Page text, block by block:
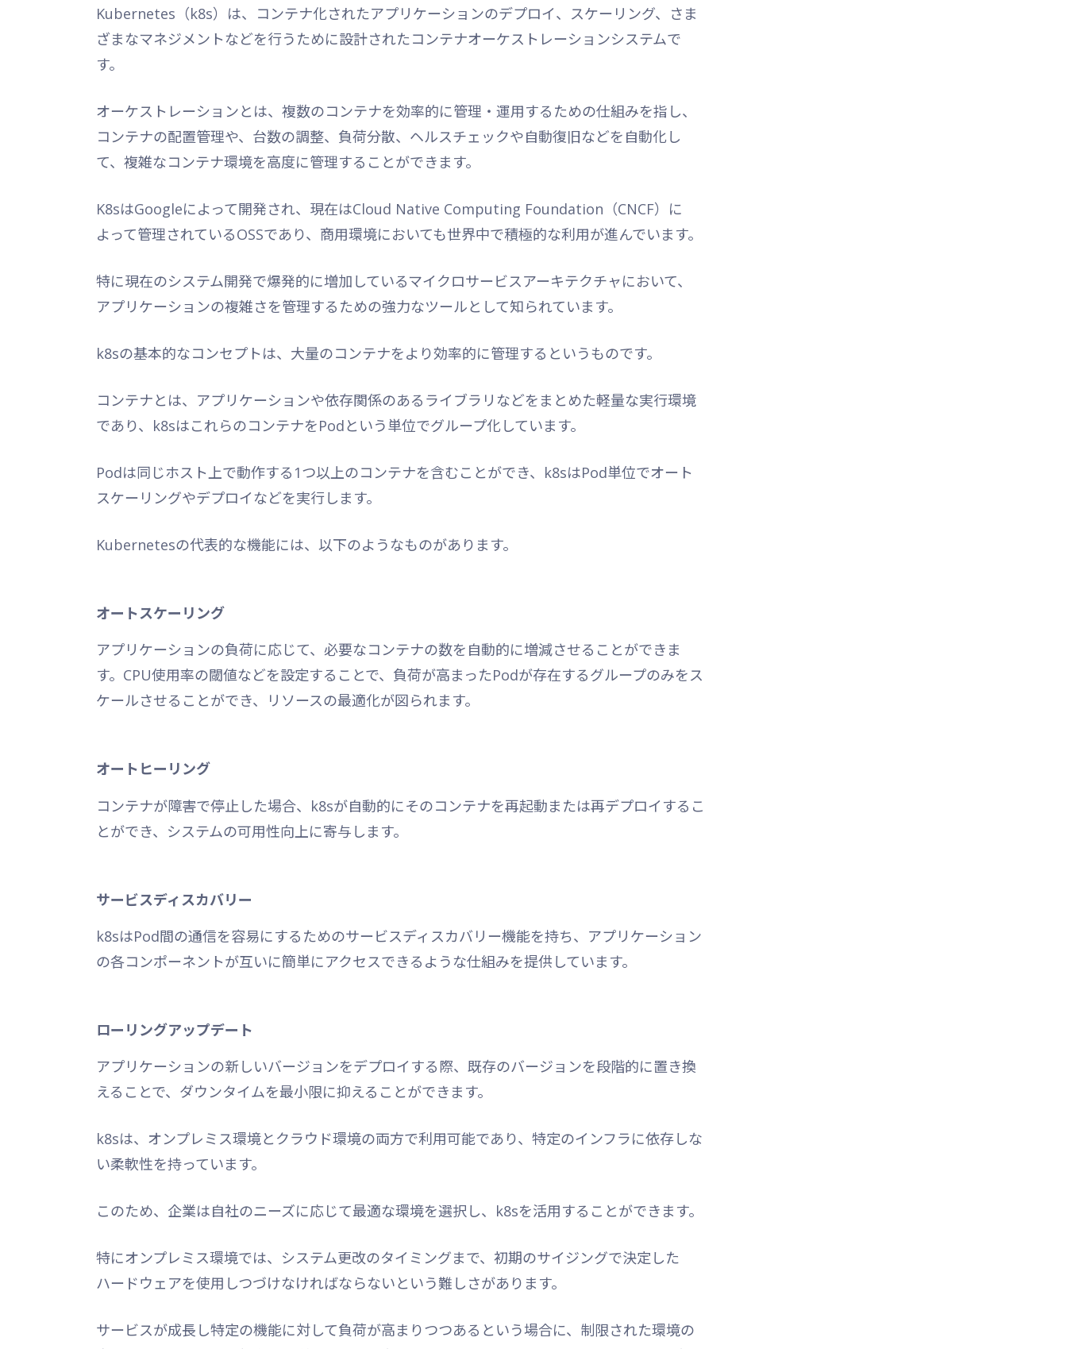
Kubernetes（k8s）は、コンテナ化されたアプリケーションのデプロイ、スケーリング、さま
ざまなマネジメントなどを行うために設計されたコンテナオーケストレーションシステムで
す。
オーケストレーションとは、複数のコンテナを効率的に管理・運用するための仕組みを指し、
コンテナの配置管理や、台数の調整、負荷分散、ヘルスチェックや自動復旧などを自動化し
て、複雑なコンテナ環境を高度に管理することができます。
K8sはGoogleによって開発され、現在はCloud Native Computing Foundation（CNCF）に
よって管理されているOSSであり、商用環境においても世界中で積極的な利用が進んでいます。
特に現在のシステム開発で爆発的に増加しているマイクロサービスアーキテクチャにおいて、
アプリケーションの複雑さを管理するための強力なツールとして知られています。
k8sの基本的なコンセプトは、大量のコンテナをより効率的に管理するというものです。
コンテナとは、アプリケーションや依存関係のあるライブラリなどをまとめた軽量な実行環境
であり、k8sはこれらのコンテナをPodという単位でグループ化しています。
Podは同じホスト上で動作する1つ以上のコンテナを含むことができ、k8sはPod単位でオート
スケーリングやデプロイなどを実行します。
Kubernetesの代表的な機能には、以下のようなものがあります。
オートスケーリング
アプリケーションの負荷に応じて、必要なコンテナの数を自動的に増減させることができま
す。CPU使用率の閾値などを設定することで、負荷が高まったPodが存在するグループのみをス
ケールさせることができ、リソースの最適化が図られます。
オートヒーリング
コンテナが障害で停止した場合、k8sが自動的にそのコンテナを再起動または再デプロイするこ
とができ、システムの可用性向上に寄与します。
サービスディスカバリー
k8sはPod間の通信を容易にするためのサービスディスカバリー機能を持ち、アプリケーション
の各コンポーネントが互いに簡単にアクセスできるような仕組みを提供しています。
ローリングアップデート
アプリケーションの新しいバージョンをデプロイする際、既存のバージョンを段階的に置き換
えることで、ダウンタイムを最小限に抑えることができます。
k8sは、オンプレミス環境とクラウド環境の両方で利用可能であり、特定のインフラに依存しな
い柔軟性を持っています。
このため、企業は自社のニーズに応じて最適な環境を選択し、k8sを活用することができます。
特にオンプレミス環境では、システム更改のタイミングまで、初期のサイジングで決定した
ハードウェアを使用しつづけなければならないという難しさがあります。
サービスが成長し特定の機能に対して負荷が高まりつつあるという場合に、制限された環境の